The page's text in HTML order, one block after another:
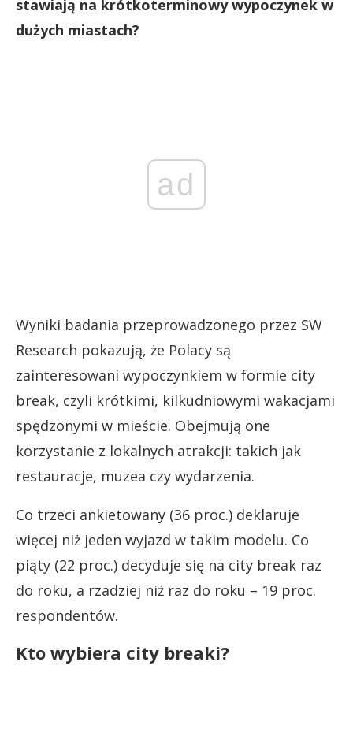
stawiają na krótkoterminowy wypoczynek w
dużych miastach?
ad
Wyniki badania przeprowadzonego przez SW
Research pokazują, że Polacy są
zainteresowani wypoczynkiem w formie city
break, czyli krótkimi, kilkudniowymi wakacjami
spędzonymi w mieście. Obejmują one
korzystanie z lokalnych atrakcji: takich jak
restauracje, muzea czy wydarzenia.
Co trzeci ankietowany (36 proc.) deklaruje
więcej niż jeden wyjazd w takim modelu. Co
piąty (22 proc.) decyduje się na city break raz
do roku, a rzadziej niż raz do roku – 19 proc.
respondentów.
Kto wybiera city breaki?